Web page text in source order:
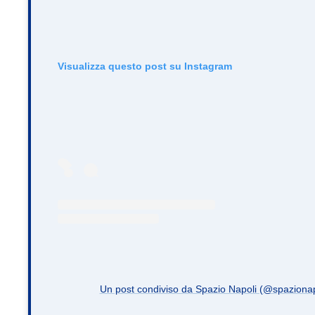
Visualizza questo post su Instagram
Un post condiviso da Spazio Napoli